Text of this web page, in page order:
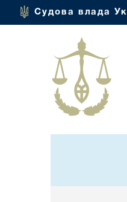
Судова влада